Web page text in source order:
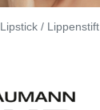
Lipstick / Lippenstift